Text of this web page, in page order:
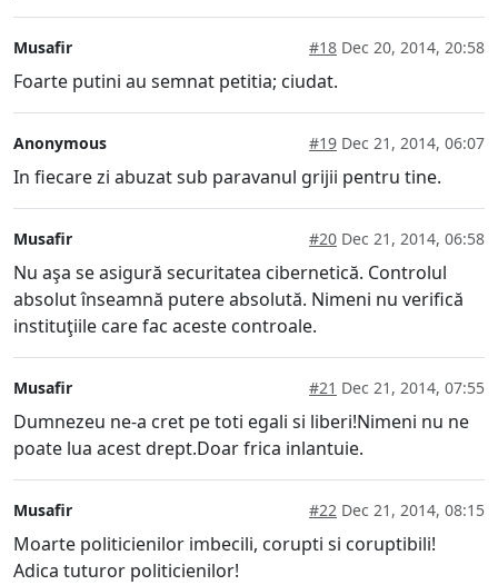
Musafir #18 Dec 20, 2014, 20:58
Foarte putini au semnat petitia; ciudat.
Anonymous #19 Dec 21, 2014, 06:07
In fiecare zi abuzat sub paravanul grijii pentru tine.
Musafir #20 Dec 21, 2014, 06:58
Nu aşa se asigură securitatea cibernetică. Controlul
absolut înseamnă putere absolută. Nimeni nu verifică
instituţiile care fac aceste controale.
Musafir #21 Dec 21, 2014, 07:55
Dumnezeu ne-a cret pe toti egali si liberi!Nimeni nu ne
poate lua acest drept.Doar frica inlantuie.
Musafir #22 Dec 21, 2014, 08:15
Moarte politicienilor imbecili, corupti si coruptibili!
Adica tuturor politicienilor!